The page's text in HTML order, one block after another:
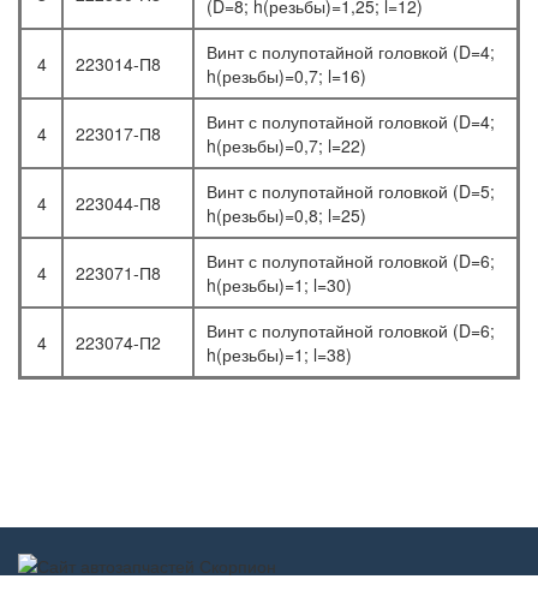
(D=8; h(резьбы)=1,25; l=12)
4 223014-П8
Винт с полупотайной головкой (D=4;
h(резьбы)=0,7; l=16)
4 223017-П8
Винт с полупотайной головкой (D=4;
h(резьбы)=0,7; l=22)
4 223044-П8
Винт с полупотайной головкой (D=5;
h(резьбы)=0,8; l=25)
4 223071-П8
Винт с полупотайной головкой (D=6;
h(резьбы)=1; l=30)
4 223074-П2
Винт с полупотайной головкой (D=6;
h(резьбы)=1; l=38)